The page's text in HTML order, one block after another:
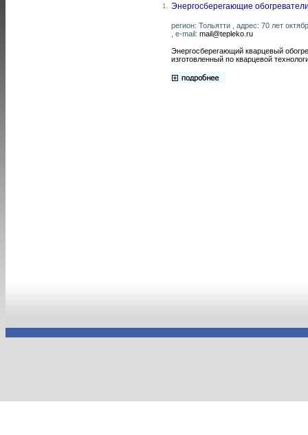
1. Энергосберегающие
регион: Тольятти , адрес: 70 лет
, e-mail: mail@tepleko.ru
Энергосберегающий кварцевый
изготовленный по кварцевой